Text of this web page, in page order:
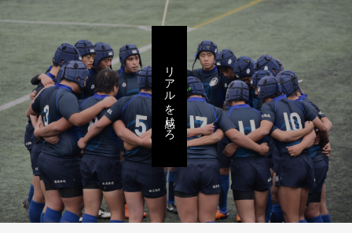
リアルを感じろ